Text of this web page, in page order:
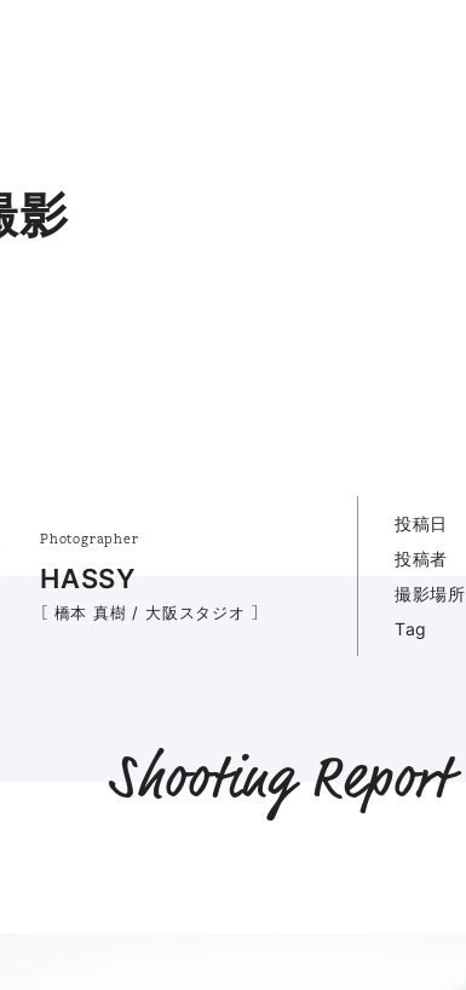
影
Photographer
HASSY
［ 橋本 真樹 / 大阪スタジオ ］
投稿日
投稿者
撮影場所
Tag
Shooting Report